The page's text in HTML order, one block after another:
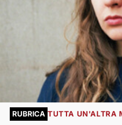
RUBRICA TUTTA UN'ALTRA